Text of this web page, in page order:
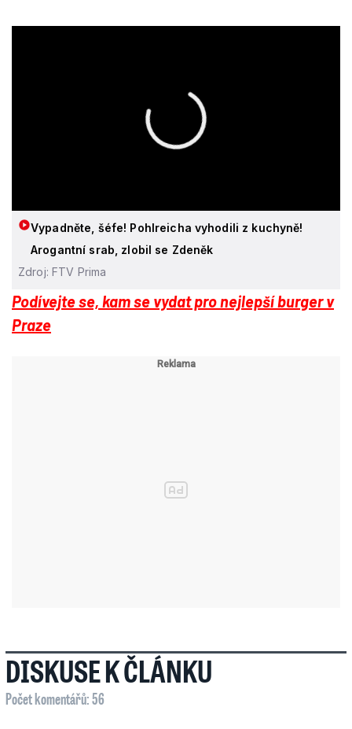
Vypadněte, šéfe! Pohlreicha vyhodili z kuchyně!
Arogantní srab, zlobil se Zdeněk
Zdroj: FTV Prima
Podívejte se, kam se vydat pro nejlepší burger v
Praze
DISKUSE K ČLÁNKU
Počet komentářů: 56